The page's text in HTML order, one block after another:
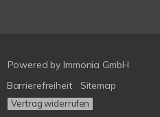
Powered by Immonia GmbH
Barrierefreiheit
Sitemap
Vertrag widerrufen